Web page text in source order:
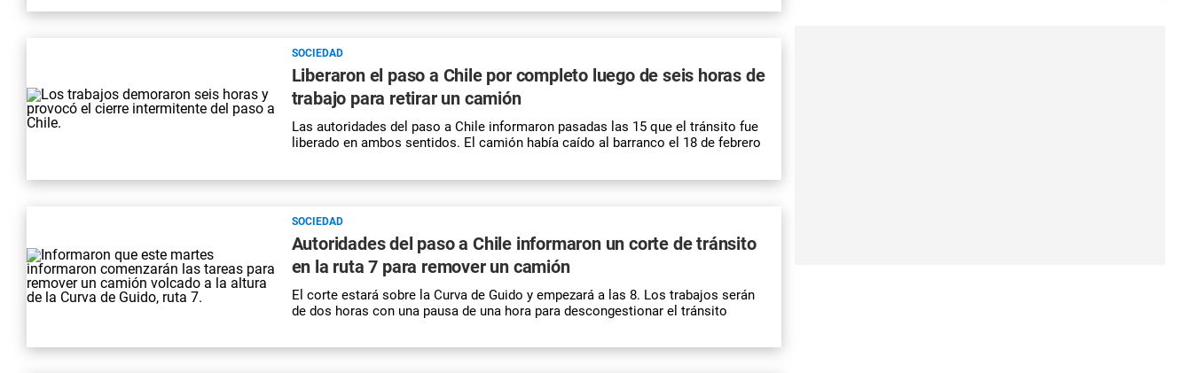
SOCIEDAD
Liberaron el paso a Chile por completo luego de seis horas de
trabajo para retirar un camión
Las autoridades del paso a Chile informaron pasadas las 15 que el tránsito fue
liberado en ambos sentidos. El camión había caído al barranco el 18 de febrero
SOCIEDAD
Autoridades del paso a Chile informaron un corte de tránsito
en la ruta 7 para remover un camión
El corte estará sobre la Curva de Guido y empezará a las 8. Los trabajos serán
de dos horas con una pausa de una hora para descongestionar el tránsito